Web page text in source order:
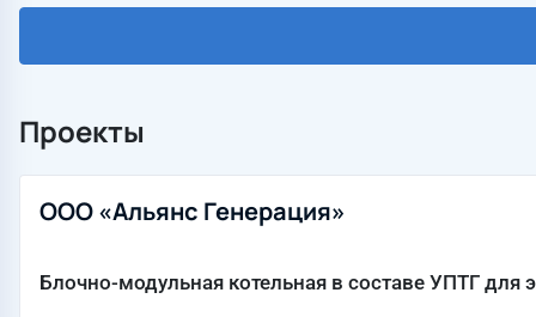
Проекты
ООО «Альянс Генерация»
Блочно-модульная котельная в составе УПТГ